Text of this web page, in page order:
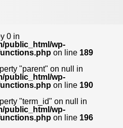
0 in
public_html/wp-
on line 189
"parent" on null in
public_html/wp-
on line 190
"term_id" on null in
public_html/wp-
on line 196